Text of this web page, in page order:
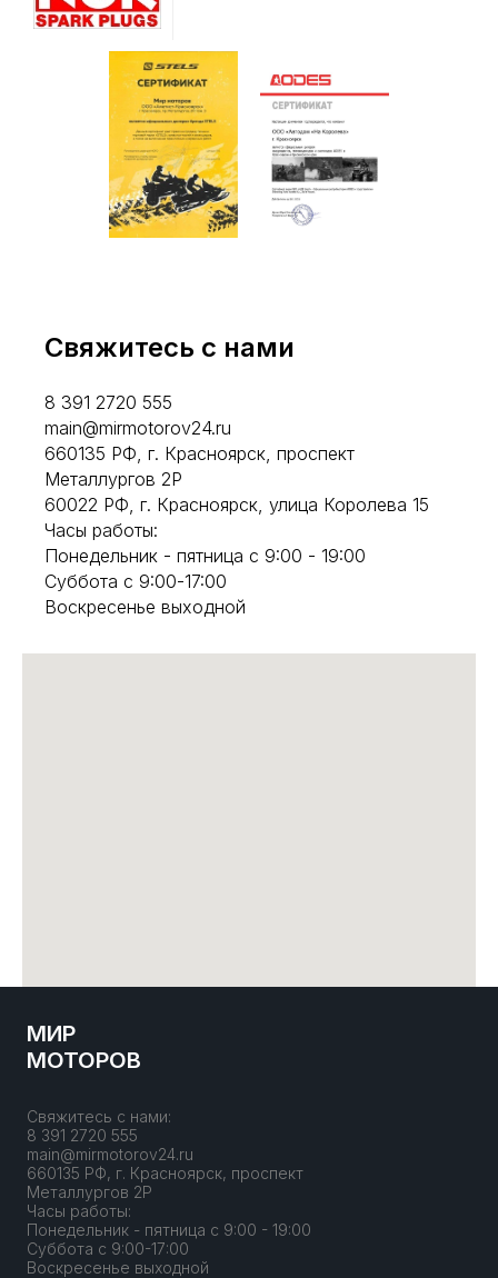
Свяжитесь с нами
8 391 2720 555
main@mirmotorov24.ru
660135 РФ, г. Красноярск, проспект
Металлургов 2Р
60022 РФ, г. Красноярск, улица Королева 15
Часы работы:
Понедельник - пятница с 9:00 - 19:00
Суббота с 9:00-17:00
Воскресенье выходной
МИР
МОТОРОВ
Свяжитесь с нами:
8 391 2720 555
main@mirmotorov24.ru
660135 РФ, г. Красноярск, проспект
Металлургов 2Р
Часы работы:
Понедельник - пятница с 9:00 - 19:00
Суббота с 9:00-17:00
Воскресенье выходной